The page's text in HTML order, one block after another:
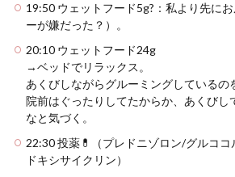
19:50 ウェットフード5g?：私より先に
ーが嫌だった？）。
20:10 ウェットフード24g
→ベッドでリラックス。
あくびしながらグルーミングしているの
院前はぐったりしてたからか、あくびし
なと気づく。
22:30 投薬💊（プレドニゾロン/グルコ
ドキシサイクリン）